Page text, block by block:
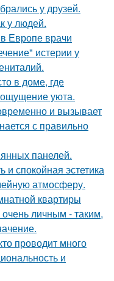
у друзей.
у людей.
Европе врачи
истерии у
в доме, где
ощущение уюта.
и вызывает
с правильно
панелей.
и спокойная эстетика
атмосферу.
квартиры
личным - таким,
проводит много
и